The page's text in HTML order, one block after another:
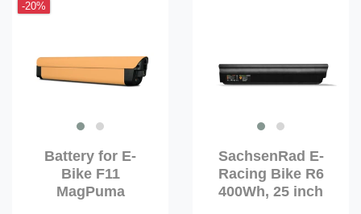
-20%
Battery for E-
Bike F11
MagPuma
SachsenRad E-
Racing Bike R6
400Wh, 25 inch